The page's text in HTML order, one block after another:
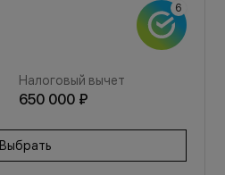
Налоговый вычет
650 000 ₽
Выбрать